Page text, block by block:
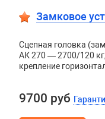
Замковое
Сцепная головка
АК 270 — 2700/120
крепление
9700 руб